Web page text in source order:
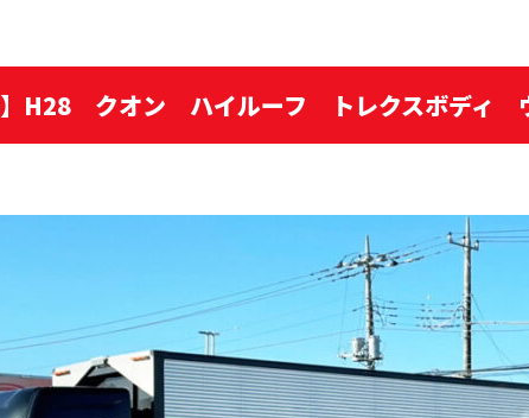
】H28 クオン ハイルーフ トレクスボデ